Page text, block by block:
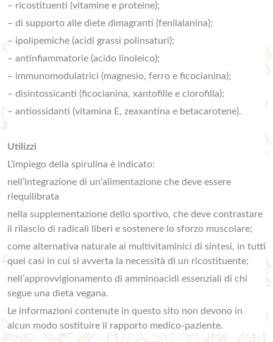
– ricostituenti (vitamine e proteine);
– di supporto alle diete dimagranti (fenilalanina);
– ipolipemiche (acidi grassi polinsaturi);
– antinfiammatorie (acido linoleico);
– immunomodulatrici (magnesio, ferro e ficocianina);
– disintossicanti (ficocianina, xantofille e clorofilla);
– antiossidanti (vitamina E, zeaxantina e betacarotene).
Utilizzi
L’impiego della spirulina è indicato:
nell’integrazione di un’alimentazione che deve essere
riequilibrata
nella supplementazione dello sportivo, che deve contrastare
il rilascio di radicali liberi e sostenere lo sforzo muscolare;
come alternativa naturale ai multivitaminici di sintesi, in tutti
quei casi in cui si avverta la necessità di un ricostituente;
nell’approvvigionamento di amminoacidi essenziali di chi
segue una dieta vegana.
Le informazioni contenute in questo sito non devono in
alcun modo sostituire il rapporto medico-paziente.